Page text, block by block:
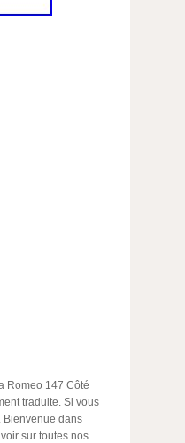
Romeo 147 Côté
traduite. Si vous
Bienvenue dans
sur toutes nos